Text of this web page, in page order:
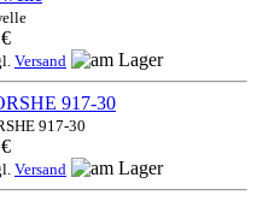
Versand
917-30
Versand